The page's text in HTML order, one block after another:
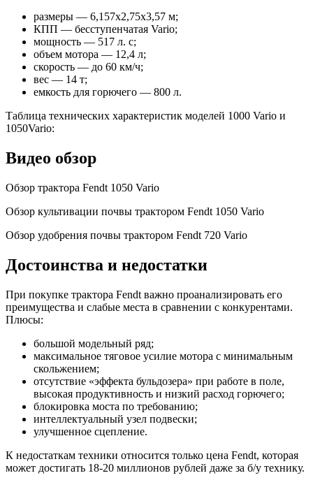
размеры — 6,157х2,75х3,57 м;
КПП — бесступенчатая Vario;
мощность — 517 л. с;
объем мотора — 12,4 л;
скорость — до 60 км/ч;
вес — 14 т;
емкость для горючего — 800 л.
Таблица технических характеристик моделей 1000 Vario и
1050Vario:
Видео обзор
Обзор трактора Fendt 1050 Vario
Обзор культивации почвы трактором Fendt 1050 Vario
Обзор удобрения почвы трактором Fendt 720 Vario
Достоинства и недостатки
При покупке трактора Fendt важно проанализировать его
преимущества и слабые места в сравнении с конкурентами.
Плюсы:
большой модельный ряд;
максимальное тяговое усилие мотора с минимальным
скольжением;
отсутствие «эффекта бульдозера» при работе в поле,
высокая продуктивность и низкий расход горючего;
блокировка моста по требованию;
интеллектуальный узел подвески;
улучшенное сцепление.
К недостаткам техники относится только цена Fendt, которая
может достигать 18-20 миллионов рублей даже за б/у технику.